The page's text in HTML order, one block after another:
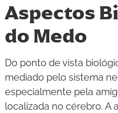
Aspectos
do Medo
Do ponto de vista
mediado pelo sistema
especialmente pela
localizada no cérebro. A